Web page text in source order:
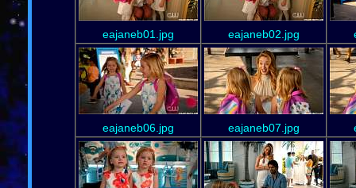
eajaneb01.jpg eajaneb02.jpg
eajaneb06.jpg eajaneb07.jpg